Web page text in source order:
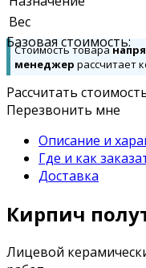
Вес
Базовая стоимость:
Стоимость товара
менеджер рассчитает
Рассчитать
Перезвонить мне
Описание и
Где и как
Доставка
Кирпич
Лицевой